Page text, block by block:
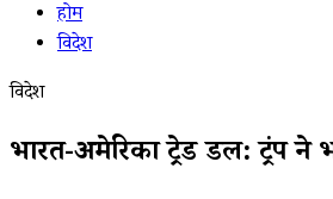
होम
विदेश
विदेश
भारत-अमेरिका ट्रेड डील: ट्रंप